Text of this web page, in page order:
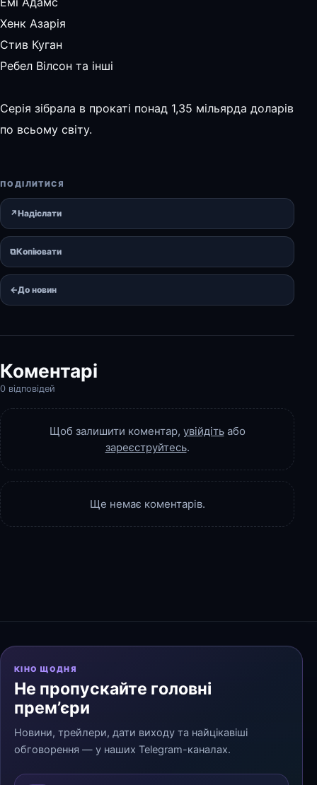
Хенк Азарія
Стив Куган
Ребел Вілсон та інші
Серія зібрала в прокаті понад 1,35 мільярда доларів
по всьому світу.
ПОДІЛИТИСЯ
↗Надіслати
⧉Копіювати
←До новин
Коментарі
0 відповідей
Щоб залишити коментар, увійдітьабо
зареєструйтесь.
Ще немає коментарів.
КІНО ЩОДНЯ
Не пропускайте головні
прем’єри
Новини, трейлери, дати виходу та найцікавіші
обговорення — у наших Telegram-каналах.